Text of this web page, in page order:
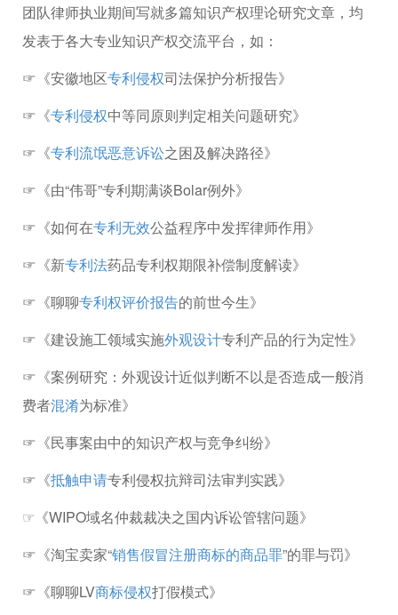
团队律师执业期间写就多篇知识产权理论研究文章，均
发表于各大专业知识产权交流平台，如：
☞《安徽地区专利侵权司法保护分析报告》
☞《专利侵权中等同原则判定相关问题研究》
☞《专利流氓恶意诉讼之困及解决路径》
☞《由“伟哥”专利期满谈Bolar例外》
☞《如何在专利无效公益程序中发挥律师作用》
☞《新专利法药品专利权期限补偿制度解读》
☞《聊聊专利权评价报告的前世今生》
☞《建设施工领域实施外观设计专利产品的行为定性》
☞《案例研究：外观设计近似判断不以是否造成一般消
费者混淆为标准》
☞《民事案由中的知识产权与竞争纠纷》
☞《抵触申请专利侵权抗辩司法审判实践》
☞《WIPO域名仲裁裁决之国内诉讼管辖问题》
☞《淘宝卖家“销售假冒注册商标的商品罪”的罪与罚》
☞《聊聊LV商标侵权打假模式》